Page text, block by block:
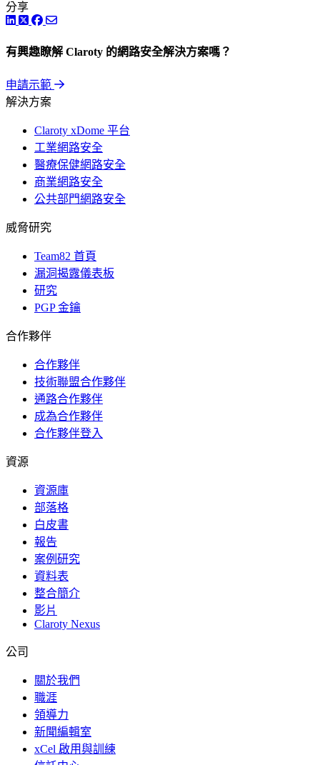
分享
LinkedIn
TwitterFacebook
有興趣瞭解 Claroty 的網路安全解決方案嗎？
申請示範
解決方案
Claroty xDome 平台
工業網路安全
醫療保健網路安全
商業網路安全
公共部門網路安全
威脅研究
Team82 首頁
漏洞揭露儀表板
研究
PGP 金鑰
合作夥伴
合作夥伴
技術聯盟合作夥伴
通路合作夥伴
成為合作夥伴
合作夥伴登入
資源
資源庫
部落格
白皮書
報告
案例研究
資料表
整合簡介
影片
Claroty Nexus
公司
關於我們
職涯
領導力
新聞編輯室
xCel 啟用與訓練